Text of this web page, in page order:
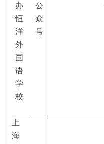
办
恒
洋
外
国
语
学
校
公
众
号
上
海